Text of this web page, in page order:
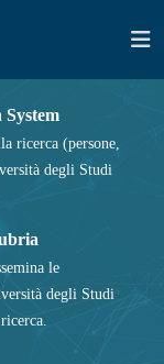
ricerca (persone,
degli Studi
le
degli Studi